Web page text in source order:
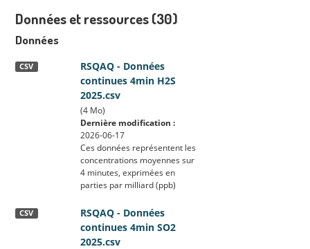
Données et ressources (30)
Données
RSQAQ - Données
continues 4min H2S
2025.csv
CSV
(4 Mo)
Dernière modification :
2026-06-17
Ces données représentent les
concentrations moyennes sur
4 minutes, exprimées en
parties par milliard (ppb)
RSQAQ - Données
continues 4min SO2
2025.csv
CSV